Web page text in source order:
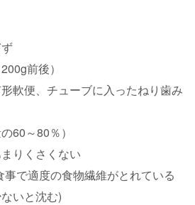
前後）
軟便、チューブに入ったねり歯み
60～80％）
りくさくない
で適度の食物繊維がとれている
いと沈む)